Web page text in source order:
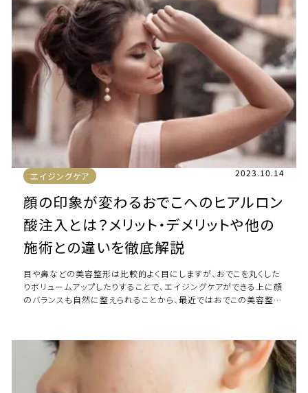
エイジングケア 2023.10.14
顔の印象が変わるおでこへのヒアルロン
酸注入とは？メリット・デメリットや他の
施術との違いを徹底解説
目や鼻などの美容整形は比較的よく目にしますが、おでこを丸くした
りボリュームアップしたりすることで、エイジングケアができる上に顔
のバランスも自然に整えられることから、最近ではおでこの美容整形